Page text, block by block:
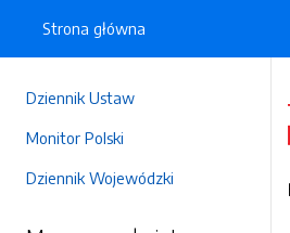
Dziennik Ustaw
Monitor Polski
Dziennik Wojewódzki
Strona główna